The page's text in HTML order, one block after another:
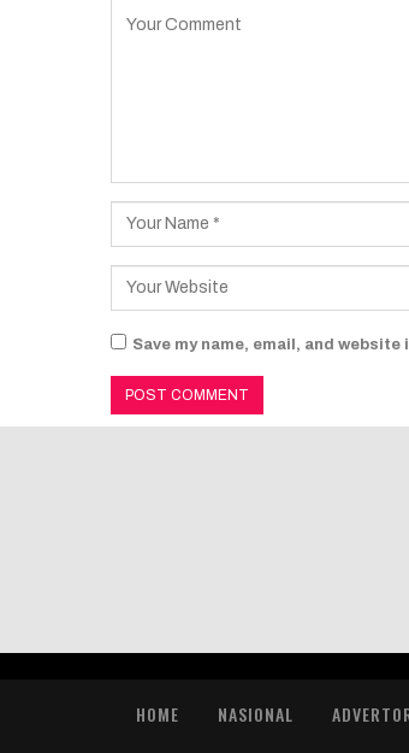
Save my name, email, and
HOME NASIONAL